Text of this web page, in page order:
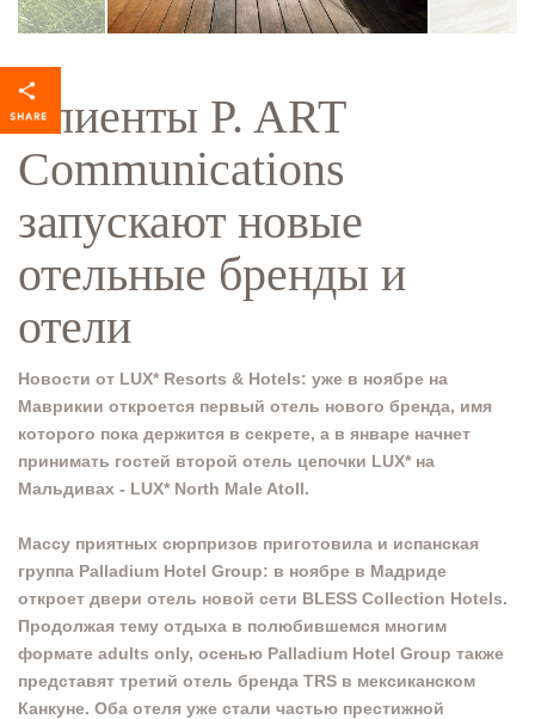
Клиенты P. ART
Communications
запускают новые
отельные бренды и
отели
Новости от LUX* Resorts & Hotels: уже в ноябре на
Маврикии откроется первый отель нового бренда, имя
которого пока держится в секрете, а в январе начнет
принимать гостей второй отель цепочки LUX* на
Мальдивах - LUX* North Male Atoll.
Массу приятных сюрпризов приготовила и испанская
группа Palladium Hotel Group: в ноябре в Мадриде
откроет двери отель новой сети BLESS Collection Hotels.
Продолжая тему отдыха в полюбившемся многим
формате adults only, осенью Palladium Hotel Group также
представят третий отель бренда TRS в мексиканском
Канкуне. Оба отеля уже стали частью престижной